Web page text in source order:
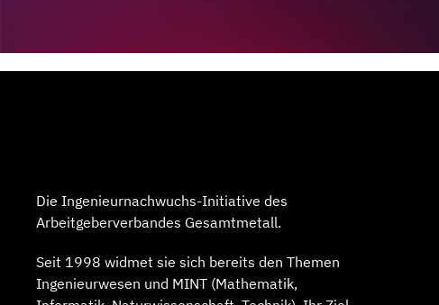
Die Ingenieurnachwuchs-Initiative des
Arbeitgeberverbandes Gesamtmetall.
Seit 1998 widmet sie sich bereits den Themen
Ingenieurwesen und MINT (Mathematik,